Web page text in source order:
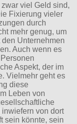
viel Geld sind,
Fixierung vieler
durch
mehr genug, um
Unternehmen
Auch wenn es
Aspekt, der im
Vielmehr geht es
diese
Leben von
von dort
sein könnte, sein